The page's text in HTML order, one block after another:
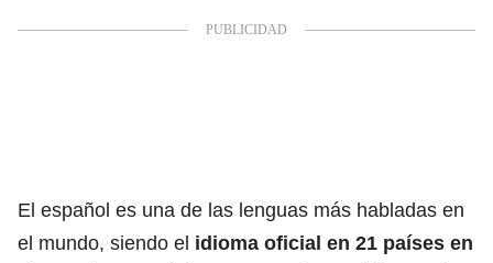
El español es una de las lenguas más habladas en
el mundo, siendo el idioma oficial en 21 países en